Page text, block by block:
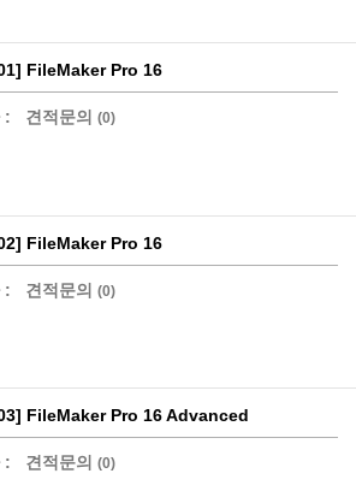
FileMaker Pro 16
: 견적문의 (0)
FileMaker Pro 16
: 견적문의 (0)
FileMaker Pro 16 Advanced
: 견적문의 (0)